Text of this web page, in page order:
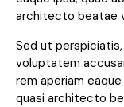
architecto beatae
Sed ut
voluptatem
rem aperiam
quasi architecto